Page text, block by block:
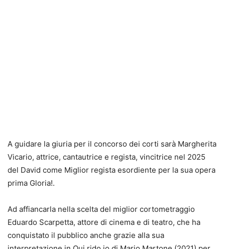
A guidare la giuria per il concorso dei corti sarà Margherita
Vicario, attrice, cantautrice e regista, vincitrice nel 2025
del David come Miglior regista esordiente per la sua opera
prima Gloria!.
Ad affiancarla nella scelta del miglior cortometraggio
Eduardo Scarpetta, attore di cinema e di teatro, che ha
conquistato il pubblico anche grazie alla sua